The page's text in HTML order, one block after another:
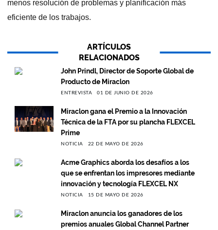
menos resolución de problemas y planificación más
eficiente de los trabajos.
ARTÍCULOS
RELACIONADOS
John Prindl, Director de Soporte Global de
Producto de Miraclon
ENTREVISTA 01 DE JUNIO DE 2026
Miraclon gana el Premio a la Innovación
Técnica de la FTA por su plancha FLEXCEL
Prime
NOTICIA 22 DE MAYO DE 2026
Acme Graphics aborda los desafíos a los
que se enfrentan los impresores mediante
innovación y tecnología FLEXCEL NX
NOTICIA 15 DE MAYO DE 2026
Miraclon anuncia los ganadores de los
premios anuales Global Channel Partner